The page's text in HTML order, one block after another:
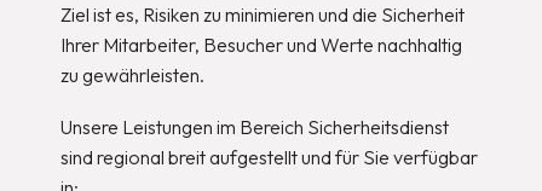
Ziel ist es, Risiken zu minimieren und die Sicherheit
Ihrer Mitarbeiter, Besucher und Werte nachhaltig
zu gewährleisten.
Unsere Leistungen im Bereich Sicherheitsdienst
sind regional breit aufgestellt und für Sie verfügbar